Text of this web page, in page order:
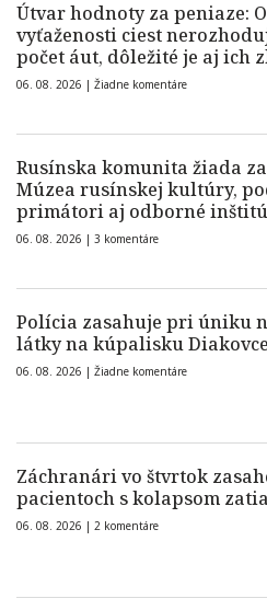
Útvar hodnoty za peniaze: O
vyťaženosti ciest
počet áut, dôležité je aj ich
06. 08. 2026 | Žiadne komentáre
Rusínska komunita žiada
Múzea rusínskej kultúry,
primátori aj odborné
06. 08. 2026 | 3 komentáre
Polícia zasahuje pri úniku
látky na kúpalisku Diakovce
06. 08. 2026 | Žiadne komentáre
Záchranári vo štvrtok
pacientoch s kolapsom
06. 08. 2026 | 2 komentáre